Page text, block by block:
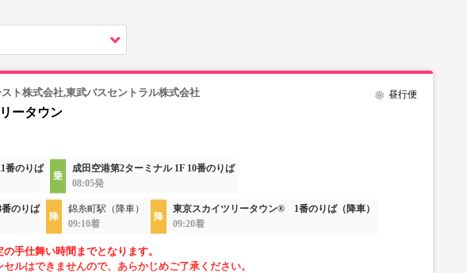
ト株式会社,東武バスセントラル株式会社
ータウン
昼行便
番のりば
成田空港第2ターミナル 1F 10番のりば
08:05発
のりば
錦糸町駅（降車）
09:10着
東京スカイツリータウン® 1番のりば（降車）
09:20着
手仕舞い時間までとなります。
ルはできませんので、あらかじめご了承ください。